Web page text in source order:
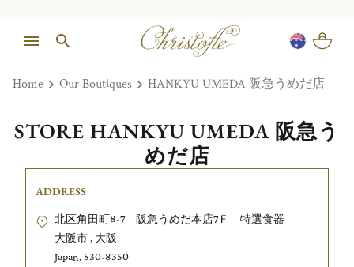
Home Our Boutiques HANKYU UMEDA 阪急うめだ店
STORE HANKYU UMEDA 阪急う
めだ店